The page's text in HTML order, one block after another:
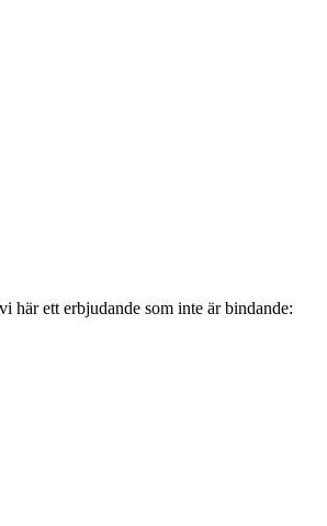
här ett erbjudande som inte är bindande: